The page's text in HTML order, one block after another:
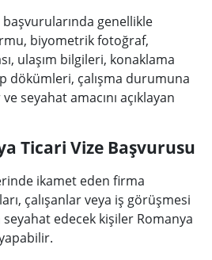
genellikle
biyometrik fotoğraf,
ulaşım bilgileri, konaklama
dökümleri, çalışma durumuna
seyahat amacını açıklayan
Ticari Vize Başvurusu
ikamet eden firma
çalışanlar veya iş görüşmesi
seyahat edecek kişiler Romanya